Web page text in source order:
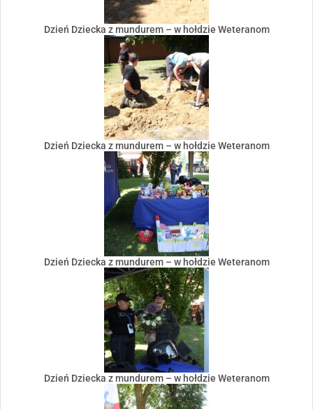
Dzień Dziecka z mundurem – w hołdzie Weteranom
Dzień Dziecka z mundurem – w hołdzie Weteranom
Dzień Dziecka z mundurem – w hołdzie Weteranom
Dzień Dziecka z mundurem – w hołdzie Weteranom